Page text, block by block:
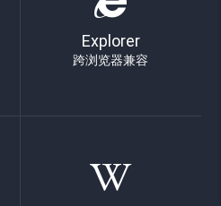
Explorer
跨浏览器兼容